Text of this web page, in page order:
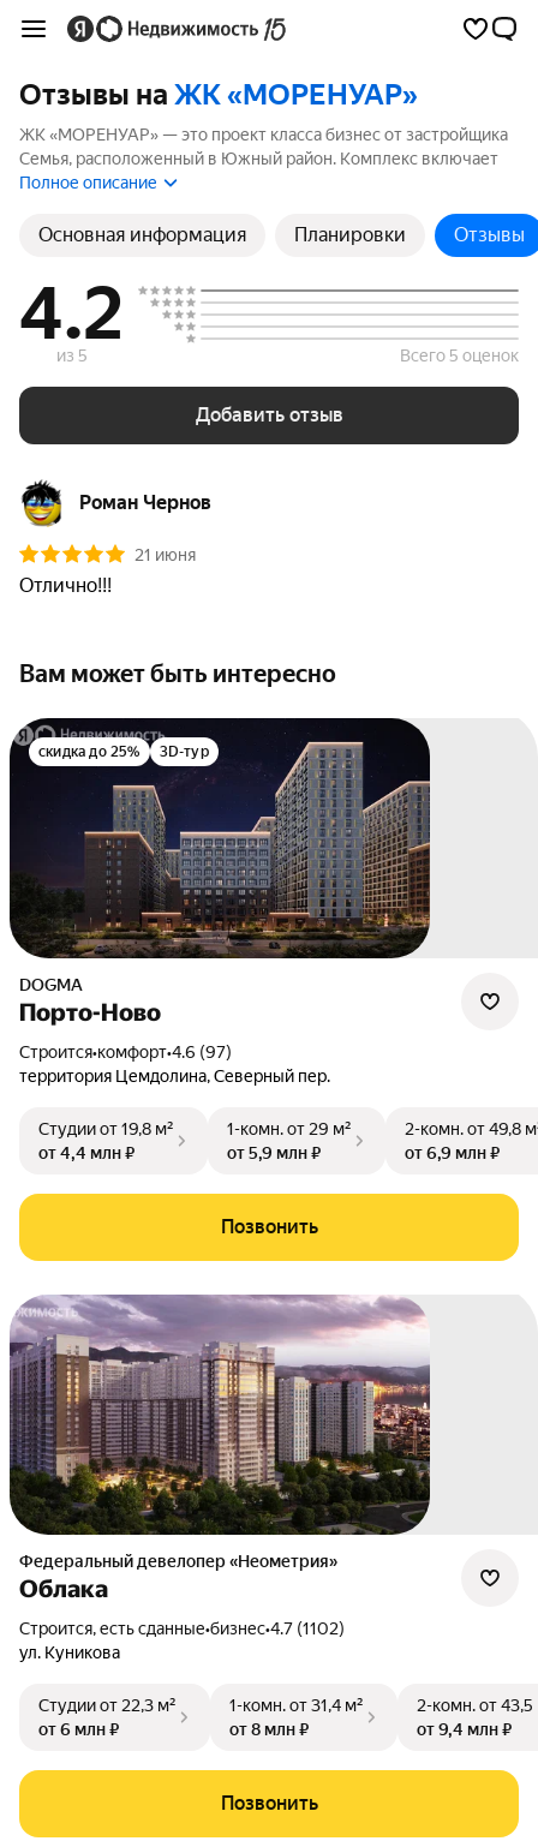
Отзывы на ЖК «МОРЕНУАР»
ЖК «МОРЕНУАР» — это проект класса бизнес от застройщика
Семья, расположенный в Южный район. Комплекс включает
22 корпусов высотой до 18 этажей. Если вы планируете купить
покупателей и жителей района. Мы рассчитали рейтинг на
основе реальных отзывов, чтобы помочь вам сделать
Полное описание
Основная информация Планировки Отзывы
4.2
из 5 Всего 5 оценок
Добавить отзыв
Роман Чернов
21 июня
Отлично!!!
Вам может быть интересно
скидка до 25% 3D-тур
DOGMA
Порто-Ново
Строится•комфорт•4.6 (97)
территория Цемдолина,Северный пер.
Студииот 19,8 м²
от 4,4 млн ₽
1-комн.от 29 м²
от 5,9 млн ₽
2-комн.от 49,8
от 6,9 млн ₽
Позвонить
Федеральный девелопер «Неометрия»
Облака
Строится, есть сданные•бизнес•4.7 (1102)
ул. Куникова
Студииот 22,3 м²
от 6 млн ₽
1-комн.от 31,4 м²
от 8 млн ₽
2-комн.от 43,5
от 9,4 млн ₽
Позвонить